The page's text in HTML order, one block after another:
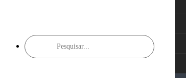
Products
search